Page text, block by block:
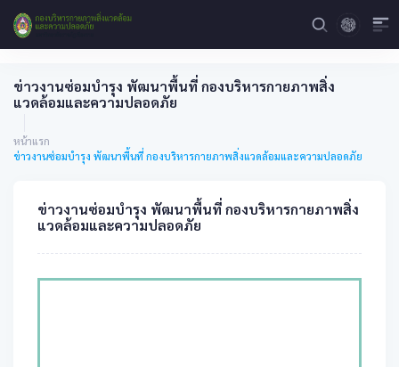
ข่าวงานซ่อมบำรุง พัฒนาพื้นที่ กองบริหารกายภาพสิ่ง
แวดล้อมและความปลอดภัย
หน้าแรก
ข่าวงานซ่อมบำรุง พัฒนาพื้นที่ กองบริหารกายภาพสิ่งแวดล้อมและความปลอดภัย
ข่าวงานซ่อมบำรุง พัฒนาพื้นที่ กองบริหารกายภาพสิ่ง
แวดล้อมและความปลอดภัย